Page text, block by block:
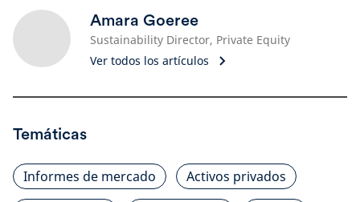
Amara Goeree
Sustainability Director, Private Equity
Ver todos los artículos
Temáticas
Informes de mercado
Activos privados